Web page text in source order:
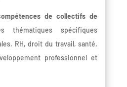
de collectifs de
thématiques spécifiques
RH, droit du travail, santé,
professionnel et